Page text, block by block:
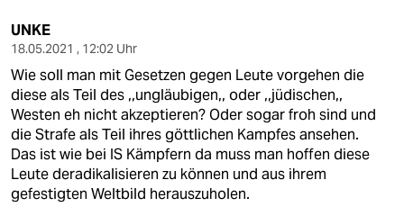
UNKE
18.05.2021 , 12:02 Uhr
Wie soll man mit Gesetzen gegen Leute vorgehen die
diese als Teil des ,,ungläubigen,, oder ,,jüdischen,,
Westen eh nicht akzeptieren? Oder sogar froh sind und
die Strafe als Teil ihres göttlichen Kampfes ansehen.
Das ist wie bei IS Kämpfern da muss man hoffen diese
Leute deradikalisieren zu können und aus ihrem
gefestigten Weltbild herauszuholen.